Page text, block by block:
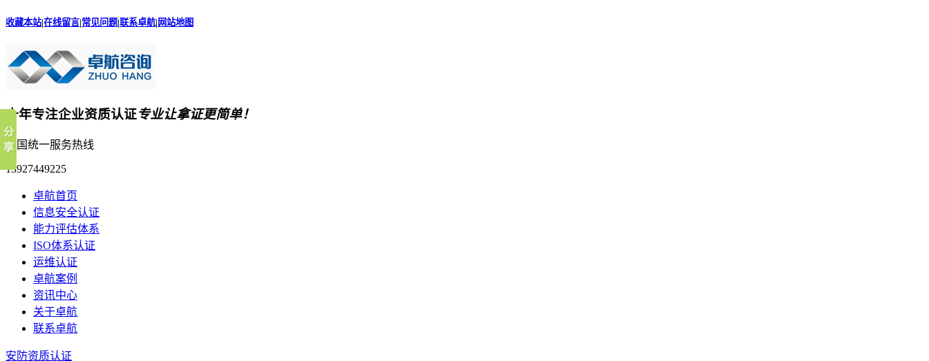
收藏本站|在线留言|常见问题|联系卓航| 网站地图
十年专注企业资质认证专业让拿证更简单！
全国统一服务热线
13927449225
卓航首页
信息安全认证
能力评估体系
ISO体系认证
运维认证
卓航案例
资讯中心
关于卓航
联系卓航
安防资质认证